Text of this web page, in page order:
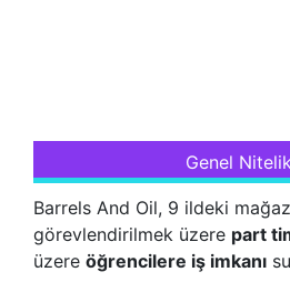
Genel
Barrels And Oil, 9 ildeki
görevlendirilmek üzere part
üzere öğrencilere iş imkanı